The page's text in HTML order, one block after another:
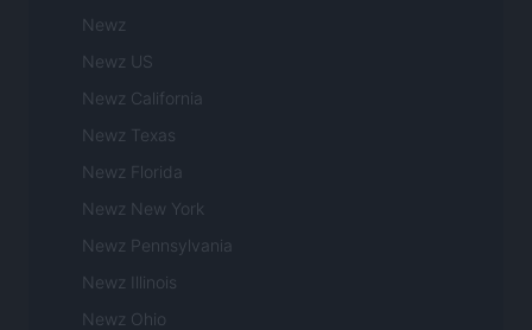
Newz
Newz US
Newz California
Newz Texas
Newz Florida
Newz New York
Newz Pennsylvania
Newz Illinois
Newz Ohio